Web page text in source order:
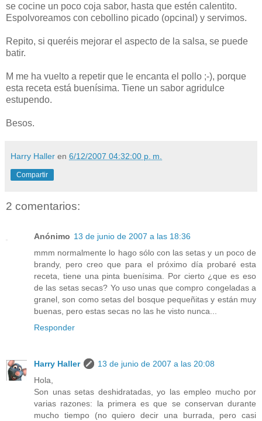
se cocine un poco coja sabor, hasta que estén calentito.
Espolvoreamos con cebollino picado (opcinal) y servimos.
Repito, si queréis mejorar el aspecto de la salsa, se puede
batir.
M me ha vuelto a repetir que le encanta el pollo ;-), porque
esta receta está buenísima. Tiene un sabor agridulce
estupendo.
Besos.
Harry Haller en 6/12/2007 04:32:00 p. m.
Compartir
2 comentarios:
Anónimo 13 de junio de 2007 a las 18:36
mmm normalmente lo hago sólo con las setas y un poco de
brandy, pero creo que para el próximo día probaré esta
receta, tiene una pinta buenísima. Por cierto ¿que es eso
de las setas secas? Yo uso unas que compro congeladas a
granel, son como setas del bosque pequeñitas y están muy
buenas, pero estas secas no las he visto nunca...
Responder
Harry Haller
13 de junio de 2007 a las 20:08
Hola,
Son unas setas deshidratadas, yo las empleo mucho por
varias razones: la primera es que se conservan durante
mucho tiempo (no quiero decir una burrada, pero casi